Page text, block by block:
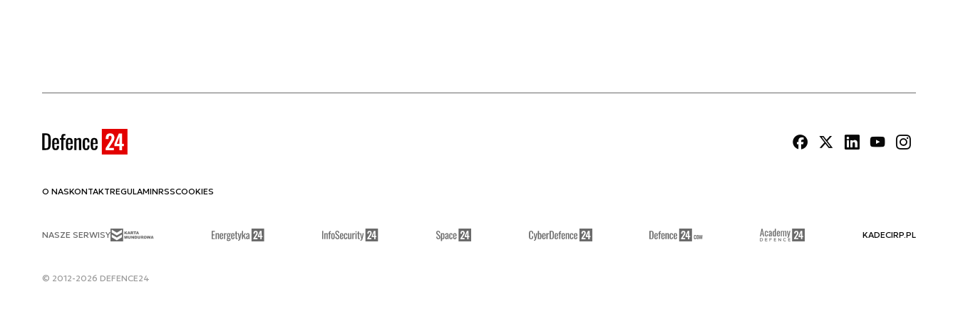
O NASKONTAKTREGULAMINRSSCOOKIES
NASZE SERWISY KADECIRP.PL
© 2012-2026 DEFENCE24